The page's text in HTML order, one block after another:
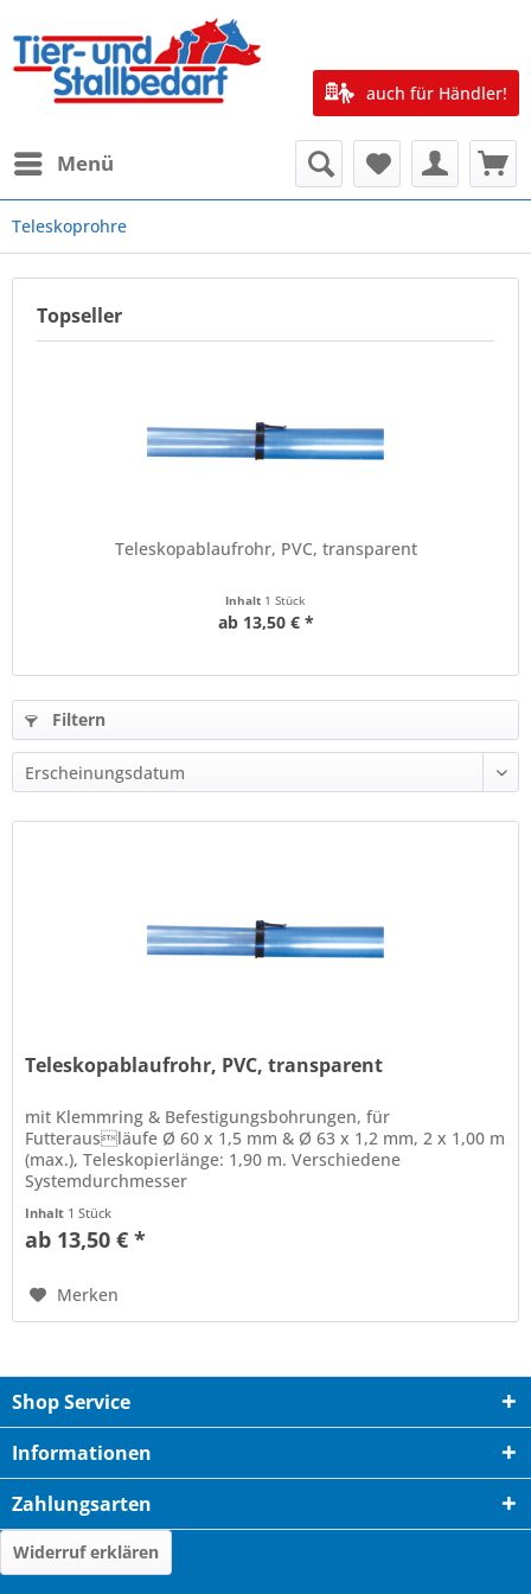
Menü
auch für Händler!
Teleskoprohre
Topseller
Teleskopablaufrohr, PVC, transparent
Inhalt 1 Stück
ab 13,50 € *
Filtern
Teleskopablaufrohr, PVC, transparent
mit Klemmring & Befestigungsbohrungen, für
Futterausläufe Ø 60 x 1,5 mm & Ø 63 x 1,2 mm, 2 x 1,00 m
(max.), Teleskopierlänge: 1,90 m. Verschiedene
Systemdurchmesser
Inhalt 1 Stück
ab 13,50 € *
Merken
Shop Service
Informationen
Zahlungsarten
Widerruf erklären